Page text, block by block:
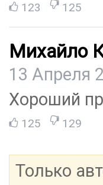
123 125
Михайло
13 Апреля
Хороший
125 129
Только